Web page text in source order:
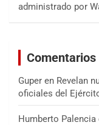
administrado por
Guper en Revelan
oficiales del
Humberto Palencia